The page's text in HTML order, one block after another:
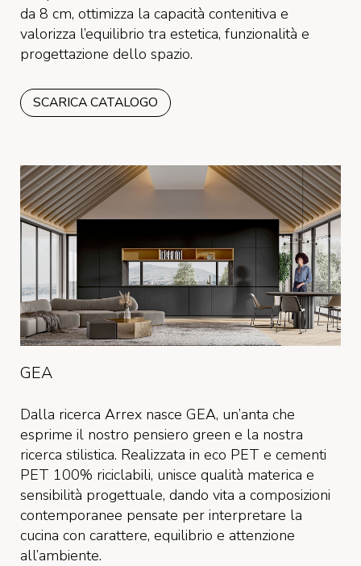
da 8 cm, ottimizza la capacità contenitiva e
valorizza l’equilibrio tra estetica, funzionalità e
progettazione dello spazio.
SCARICA CATALOGO
GEA
Dalla ricerca Arrex nasce GEA, un’anta che
esprime il nostro pensiero green e la nostra
ricerca stilistica. Realizzata in eco PET e cementi
PET 100% riciclabili, unisce qualità materica e
sensibilità progettuale, dando vita a composizioni
contemporanee pensate per interpretare la
cucina con carattere, equilibrio e attenzione
all’ambiente.